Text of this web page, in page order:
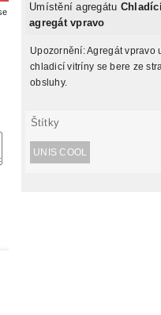
Umístění agregátu
agregát vpravo
Upozornění: Agregát vpravo
chladicí vitríny se bere ze
obsluhy.
Štítky
UNIS COOL